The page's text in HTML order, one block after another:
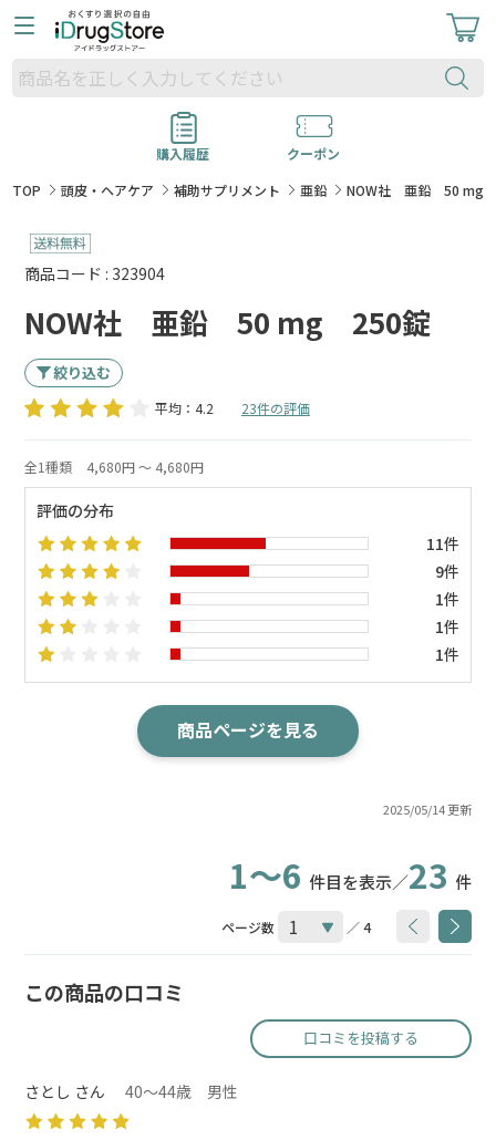
購入履歴
クーポン
TOP
頭皮・ヘアケア 補助サプリメント 亜鉛 NOW社 亜鉛 50 mg
商品コード : 323904
NOW社 亜鉛 50 mg 250錠
絞り込む
平均：4.2 23件の評価
2025/05/14 更新
全1種類 4,680円 ～ 4,680円
評価の分布
11件
9件
1件
1件
1件
商品ページを見る
1～6 件目を表示／23 件
ページ数 ／ 4
この商品の口コミ
口コミを投稿する
さとし さん 40～44歳 男性